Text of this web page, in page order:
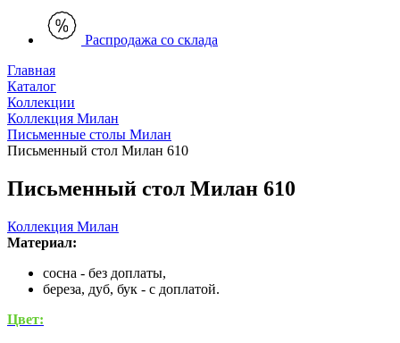
Распродажа со склада
Главная
Каталог
Коллекции
Коллекция Милан
Письменные столы Милан
Письменный стол Милан 610
Письменный стол Милан 610
Коллекция Милан
Материал:
сосна - без доплаты,
береза, дуб, бук - с доплатой.
Цвет: